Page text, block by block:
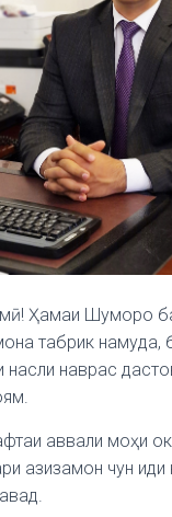
Ҳамаи Шуморо
табрик
насли наврас
аввали моҳи
азизамон чун иди